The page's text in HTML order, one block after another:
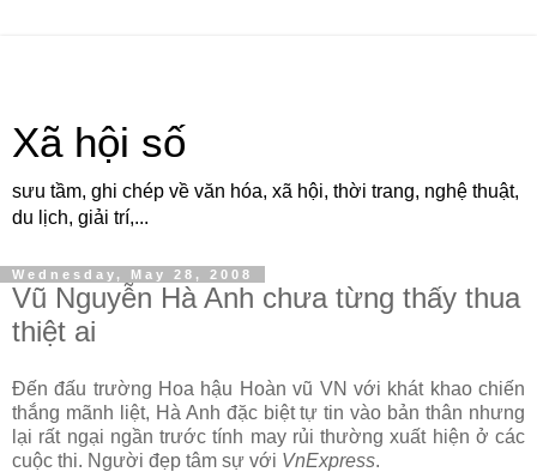
Xã hội số
sưu tầm, ghi chép về văn hóa, xã hội, thời trang, nghệ thuật,
du lịch, giải trí,...
Wednesday, May 28, 2008
Vũ Nguyễn Hà Anh chưa từng thấy thua
thiệt ai
Đến đấu trường Hoa hậu Hoàn vũ VN với khát khao chiến
thắng mãnh liệt, Hà Anh đặc biệt tự tin vào bản thân nhưng
lại rất ngại ngần trước tính may rủi thường xuất hiện ở các
cuộc thi. Người đẹp tâm sự với VnExpress.